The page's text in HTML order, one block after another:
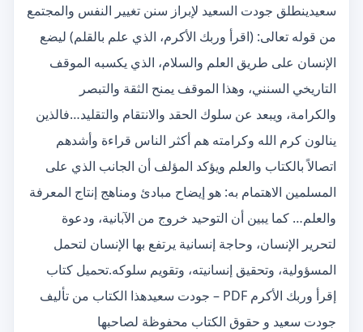
سعيدينطلق جودت السعيد لإبراز سنن تغيير النفس والمجتمع
من قوله تعالى: (اقرأ وربك الأكرم، الذي علم بالقلم) ليضع
الإنسان على طريق العلم والسلام، الذي يكسبه الموقف
التاريخي السنني، وهذا الموقف يمنح الثقة والتبصر
والكرامة، ويبعد عن سلوك الحقد والانتقام والتقليد…فالذين
ينالون كرم الله وكرامته هم أكثر الناس قراءة وأشدهم
اتصالاً بالكتاب والعلم ويؤكد المؤلف أن الجانب الذي على
المسلمين الاهتمام به: هو إيضاح مبادئ ومناهج إنتاج المعرفة
والعلم… كما يبين أن التوحيد خروج من الآبانية، ودعوة
لتحرير الإنسان، وحاجة إنسانية يرتفع بها الإنسان لتحمل
المسؤولية، وتحقيق إنسانيته، وتقويم سلوكه.تحميل كتاب
إقرأ وربك الأكرم PDF – جودت سعيدهذا الكتاب من تأليف
جودت سعيد و حقوق الكتاب محفوظة لصاحبها